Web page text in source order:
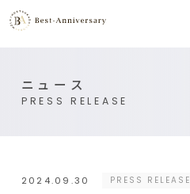
ニュース
PRESS RELEASE
2024.09.30 PRESS RELEASE